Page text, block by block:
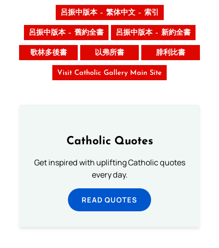
呂振中版本 – 繁体中文 – 索引
呂振中版本 – 舊約全書 呂振中版本 – 新約全書
歌林多後書 以弗所書 腓利比書
Visit Catholic Gallery Main Site
Catholic Quotes
Get inspired with uplifting Catholic quotes
every day.
READ QUOTES